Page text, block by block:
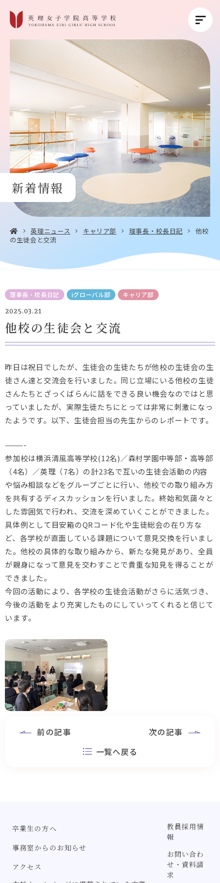
英理女子学院について
英理女子学院の教育
コース紹介
学校生活
進路・進学
受験生の方へ
資料請求
Instagram Facebook YouTube LINE
新着情報
英理ニュース キャリア部 理事長・校長日記
他校
の生徒会と交流
理事長・校長日記 iグローバル部 キャリア部
2025.03.21
他校の生徒会と交流
昨日は祝日でしたが、生徒会の生徒たちが他校の生徒会の生
徒さん達と交流会を行いました。同じ立場にいる他校の生徒
さんたちとざっくばらんに話をできる良い機会なのではと思
っていましたが、実際生徒たちにとっては非常に刺激になっ
たようです。以下、生徒会担当の先生からのレポートです。
———-
参加校は横浜清風高等学校(12名)／森村学園中等部・高等部
（4名）／英理（7名） の計23名で互いの生徒会活動の内容
や悩み相談などをグループご とに行い、 他校での取り組み方
を共有するディスカッションを行いました。 終始和気藹々と
した雰囲気で行われ、 交流を深めていくことができました。
具体例として目安箱のQRコード化や生徒総会の在り方な
ど、 各学校が直面している課題について意見交換を行いまし
た。 他校の具体的な取り組みから、新たな発見があり、 全員
が親身になって意見を交わすことで貴重な知見を得ることが
できました。
今回の活動により、各学校の生徒会活動がさらに活気づき、
今後の活動をより充実したものにしていってくれると信じて
います。
前の記事
一覧へ戻る
次の記事
卒業生の方へ
事務室からのお知らせ
アクセス
教員採用情
報
お問い合わ
せ・資料請
求